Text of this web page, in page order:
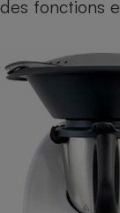
des fonctions